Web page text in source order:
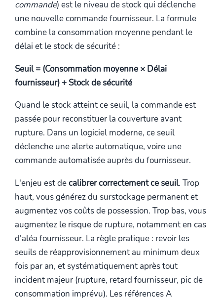
commande) est le niveau de stock qui déclenche
une nouvelle commande fournisseur. La formule
combine la consommation moyenne pendant le
délai et le stock de sécurité :
Seuil = (Consommation moyenne × Délai
fournisseur) + Stock de sécurité
Quand le stock atteint ce seuil, la commande est
passée pour reconstituer la couverture avant
rupture. Dans un logiciel moderne, ce seuil
déclenche une alerte automatique, voire une
commande automatisée auprès du fournisseur.
L'enjeu est decalibrer correctement ce seuil. Trop
haut, vous générez du surstockage permanent et
augmentez vos coûts de possession. Trop bas, vous
augmentez le risque de rupture, notamment en cas
d'aléa fournisseur. La règle pratique : revoir les
seuils de réapprovisionnement au minimum deux
fois par an, et systématiquement après tout
incident majeur (rupture, retard fournisseur, pic de
consommation imprévu). Les références A